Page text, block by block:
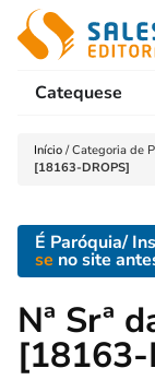
Catequese
Início /Categoria de
[18163-DROPS]
É Paróquia/
se no site
Nª Srª
[18163-